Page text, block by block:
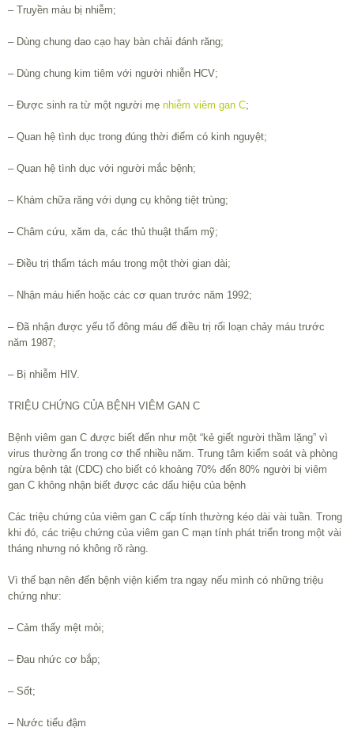
– Truyền máu bị nhiễm;
– Dùng chung dao cạo hay bàn chải đánh răng;
– Dùng chung kim tiêm với người nhiễn HCV;
– Được sinh ra từ một người mẹ nhiễm viêm gan C;
– Quan hệ tình dục trong đúng thời điểm có kinh nguyệt;
– Quan hệ tình dục với người mắc bệnh;
– Khám chữa răng với dụng cụ không tiệt trùng;
– Châm cứu, xăm da, các thủ thuật thẩm mỹ;
– Điều trị thẩm tách máu trong một thời gian dài;
– Nhận máu hiến hoặc các cơ quan trước năm 1992;
– Đã nhận được yếu tố đông máu để điều trị rối loạn chảy máu trước
năm 1987;
– Bị nhiễm HIV.
TRIỆU CHỨNG CỦA BỆNH VIÊM GAN C
Bệnh viêm gan C được biết đến như một “kẻ giết người thầm lặng” vì
virus thường ẩn trong cơ thể nhiều năm. Trung tâm kiểm soát và phòng
ngừa bệnh tật (CDC) cho biết có khoảng 70% đến 80% người bị viêm
gan C không nhận biết được các dấu hiệu của bệnh
Các triệu chứng của viêm gan C cấp tính thường kéo dài vài tuần. Trong
khi đó, các triệu chứng của viêm gan C mạn tính phát triển trong một vài
tháng nhưng nó không rõ ràng.
Vì thế bạn nên đến bệnh viện kiểm tra ngay nếu mình có những triệu
chứng như:
– Cảm thấy mệt mỏi;
– Đau nhức cơ bắp;
– Sốt;
– Nước tiểu đậm